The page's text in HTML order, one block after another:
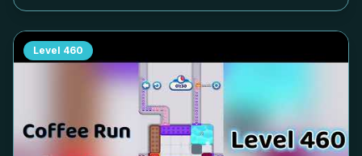
Level 460